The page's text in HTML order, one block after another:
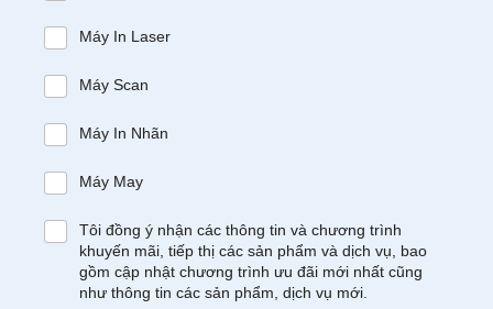
Máy In Laser
Máy Scan
Máy In Nhãn
Máy May
Tôi đồng ý nhận các thông tin và chương trình
khuyến mãi, tiếp thị các sản phẩm và dịch vụ, bao
gồm cập nhật chương trình ưu đãi mới nhất cũng
như thông tin các sản phẩm, dịch vụ mới.